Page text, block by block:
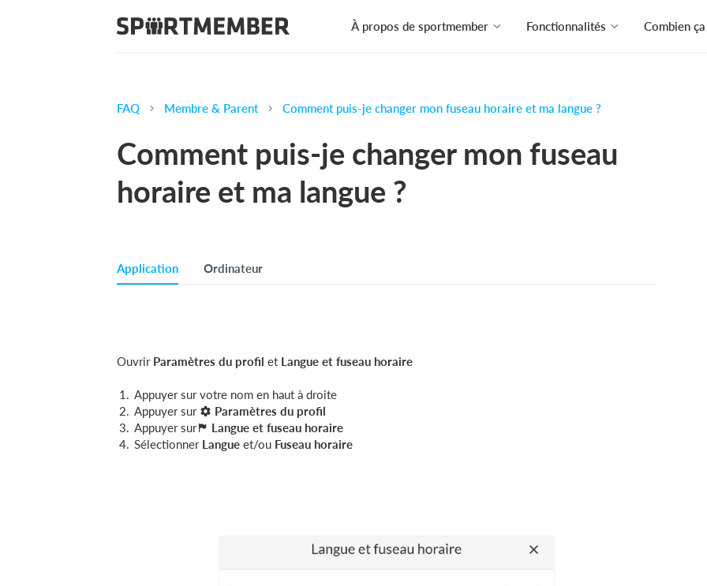
À propos de sportmember Fonctionnalités Combien
FAQ Membre & Parent Comment puis-je changer mon fuseau horaire et ma langue ?
Comment puis-je changer mon fuseau
horaire et ma langue ?
Application Ordinateur
Ouvrir Paramètres du profil et Langue et fuseau horaire
Appuyer sur votre nom en haut à droite
Appuyer sur
Paramètres du profil
Appuyer sur
Langue et fuseau horaire
Sélectionner Langue et/ou Fuseau horaire